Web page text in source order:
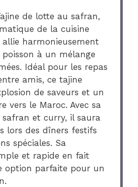
de lotte au safran,
de la cuisine
harmonieusement
à un mélange
Idéal pour les repas
amis, ce tajine
de saveurs et un
vers le Maroc. Avec sa
safran et curry, il saura
lors des dîners festifs
spéciales. Sa
et rapide en fait
option parfaite pour un